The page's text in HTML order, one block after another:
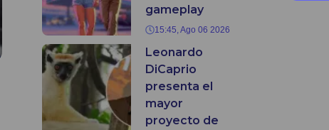
gameplay
15:45, Ago 06 2026
Leonardo
DiCaprio
presenta el
mayor
proyecto de